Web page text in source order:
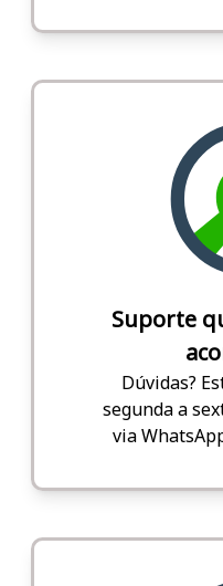
Suporte
Dúvidas?
segunda a
via